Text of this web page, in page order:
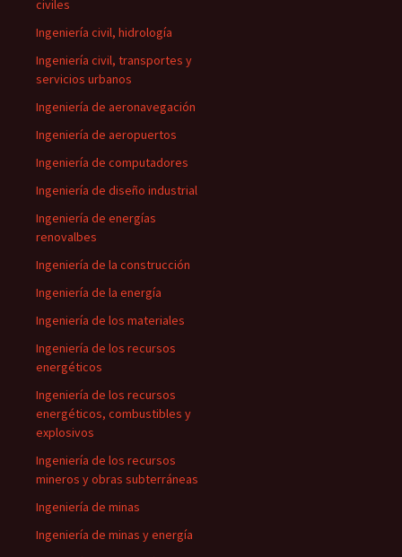
civiles
Ingeniería civil, hidrología
Ingeniería civil, transportes y
servicios urbanos
Ingeniería de aeronavegación
Ingeniería de aeropuertos
Ingeniería de computadores
Ingeniería de diseño industrial
Ingeniería de energías
renovalbes
Ingeniería de la construcción
Ingeniería de la energía
Ingeniería de los materiales
Ingeniería de los recursos
energéticos
Ingeniería de los recursos
energéticos, combustibles y
explosivos
Ingeniería de los recursos
mineros y obras subterráneas
Ingeniería de minas
Ingeniería de minas y energía